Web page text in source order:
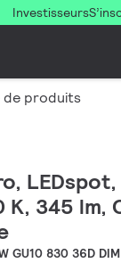
Investisseurs
de produits
LEDspot,
K, 345 lm,
GU10 830 36D DIM